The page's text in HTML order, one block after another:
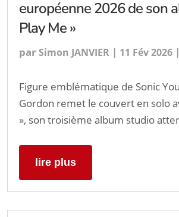
européenne 2026 de son
Play Me »
parSimon JANVIER | 11 Fév 2026 |
Figure emblématique de Sonic
Gordon remet le couvert en solo
», son troisième album studio
lire plus